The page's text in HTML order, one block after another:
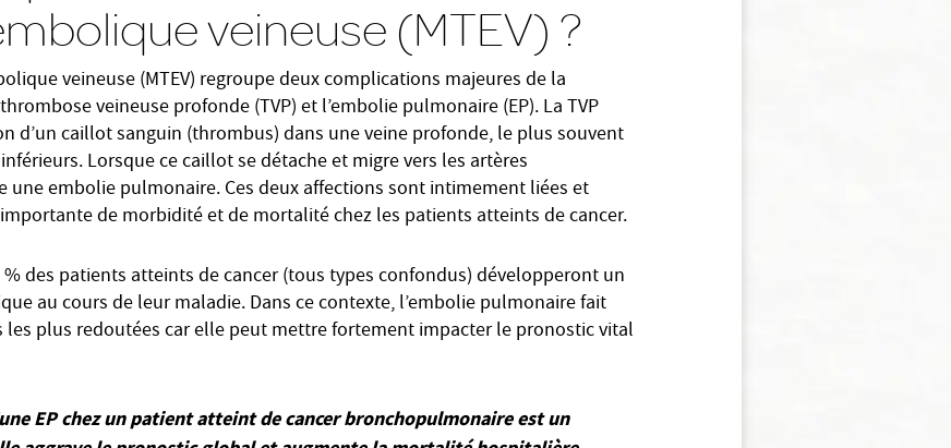
veineuse (MTEV) ?
veineuse (MTEV) regroupe deux complications majeures de la
veineuse profonde (TVP) et l’embolie pulmonaire (EP). La TVP
d’un caillot sanguin (thrombus) dans une veine profonde, le plus souvent
Lorsque ce caillot se détache et migre vers les artères
une embolie pulmonaire. Ces deux affections sont intimement liées et
de morbidité et de mortalité chez les patients atteints de cancer.
% des patients atteints de cancer (tous types confondus) développeront un
au cours de leur maladie. Dans ce contexte, l’embolie pulmonaire fait
plus redoutées car elle peut mettre fortement impacter le pronostic vital
EP chez un patient atteint de cancer bronchopulmonaire est un